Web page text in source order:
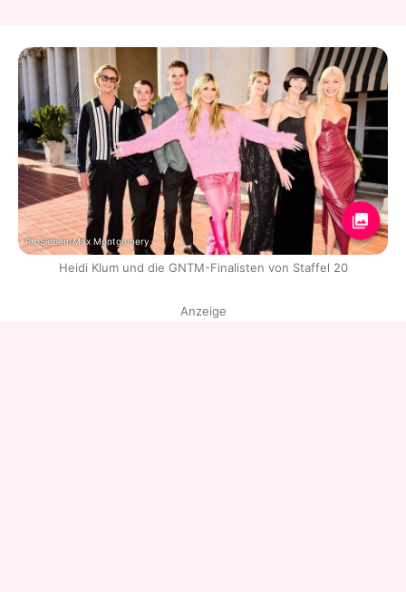
ProSieben/Max Montgomery
Heidi Klum und die GNTM-Finalisten von Staffel 20
Anzeige